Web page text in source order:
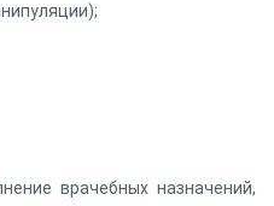
врачебных назначений,